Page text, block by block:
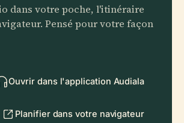
dans votre poche, l'itinéraire
Pensé pour votre façon
Ouvrir dans l'application Audiala
Planifier dans votre navigateur